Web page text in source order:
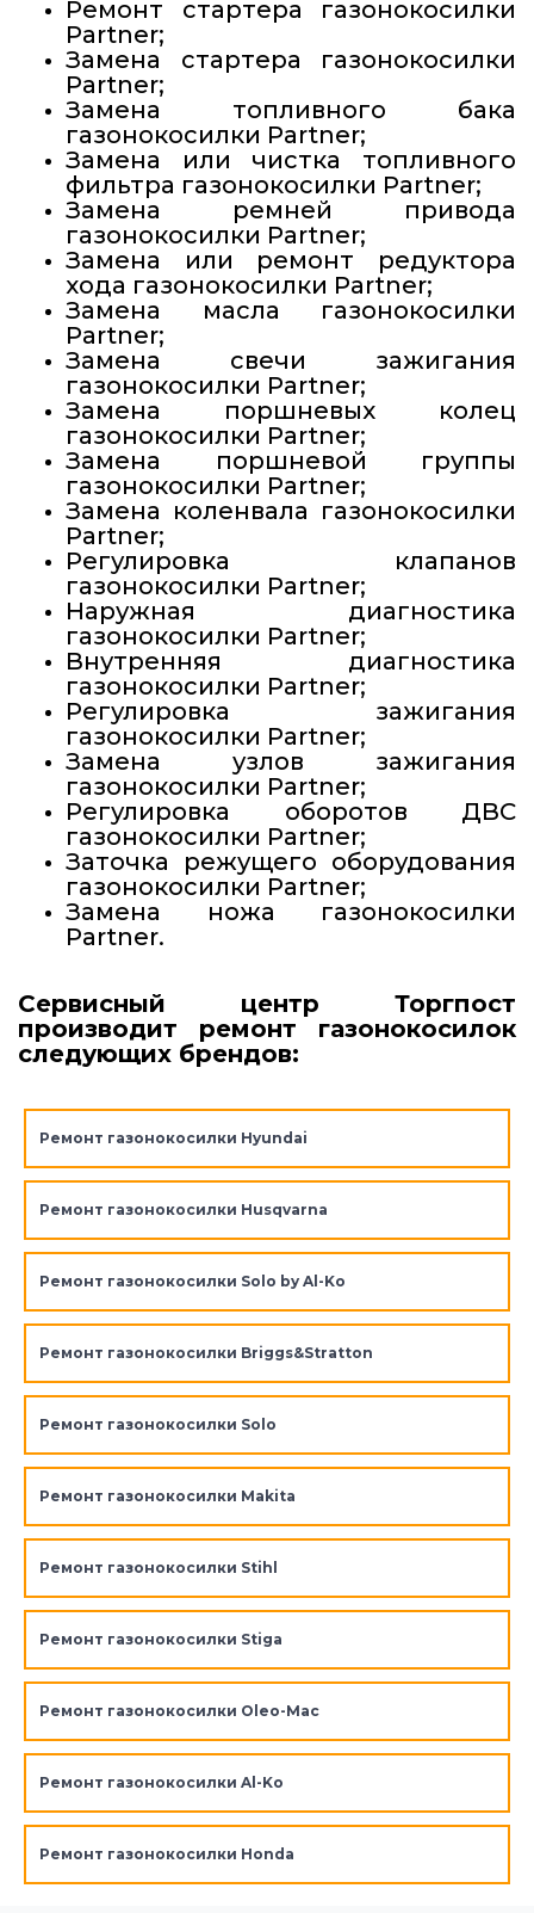
Ремонт стартера газонокосилки
Partner;
Замена стартера газонокосилки
Partner;
Замена топливного бака
газонокосилки Partner;
Замена или чистка топливного
фильтра газонокосилки Partner;
Замена ремней привода
газонокосилки Partner;
Замена или ремонт редуктора
хода газонокосилки Partner;
Замена масла газонокосилки
Partner;
Замена свечи зажигания
газонокосилки Partner;
Замена поршневых колец
газонокосилки Partner;
Замена поршневой группы
газонокосилки Partner;
Замена коленвала газонокосилки
Partner;
Регулировка клапанов
газонокосилки Partner;
Наружная диагностика
газонокосилки Partner;
Внутренняя диагностика
газонокосилки Partner;
Регулировка зажигания
газонокосилки Partner;
Замена узлов зажигания
газонокосилки Partner;
Регулировка оборотов ДВС
газонокосилки Partner;
Заточка режущего оборудования
газонокосилки Partner;
Замена ножа газонокосилки
Partner.
Сервисный центр Торгпост
производит ремонт газонокосилок
следующих брендов:
Ремонт газонокосилки Hyundai
Ремонт газонокосилки Husqvarna
Ремонт газонокосилки Solo by Al-Ko
Ремонт газонокосилки Briggs&Stratton
Ремонт газонокосилки Solo
Ремонт газонокосилки Makita
Ремонт газонокосилки Stihl
Ремонт газонокосилки Stiga
Ремонт газонокосилки Oleo-Mac
Ремонт газонокосилки Al-Ko
Ремонт газонокосилки Honda